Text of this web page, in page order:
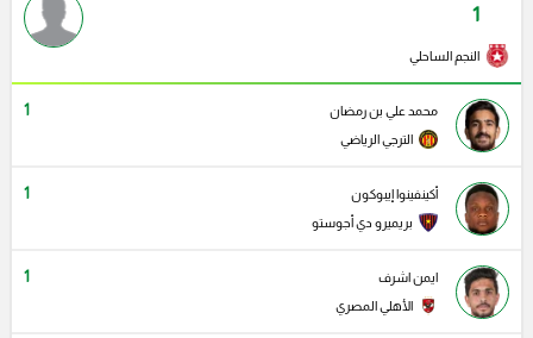
1
النجم الساحلي
محمد علي بن رمضان 1
الترجي الرياضي
أكينفينوا إيبوكون 1
بريميرو دي أجوستو
ايمن اشرف 1
الأهلي المصري